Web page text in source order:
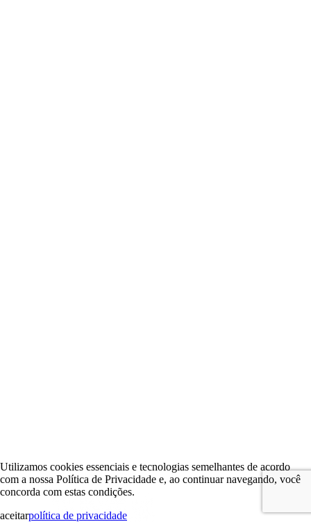
Utilizamos cookies essenciais e tecnologias semelhantes de acordo
com a nossa Política de Privacidade e, ao continuar navegando, você
concorda com estas condições.
aceitarpolítica de privacidade